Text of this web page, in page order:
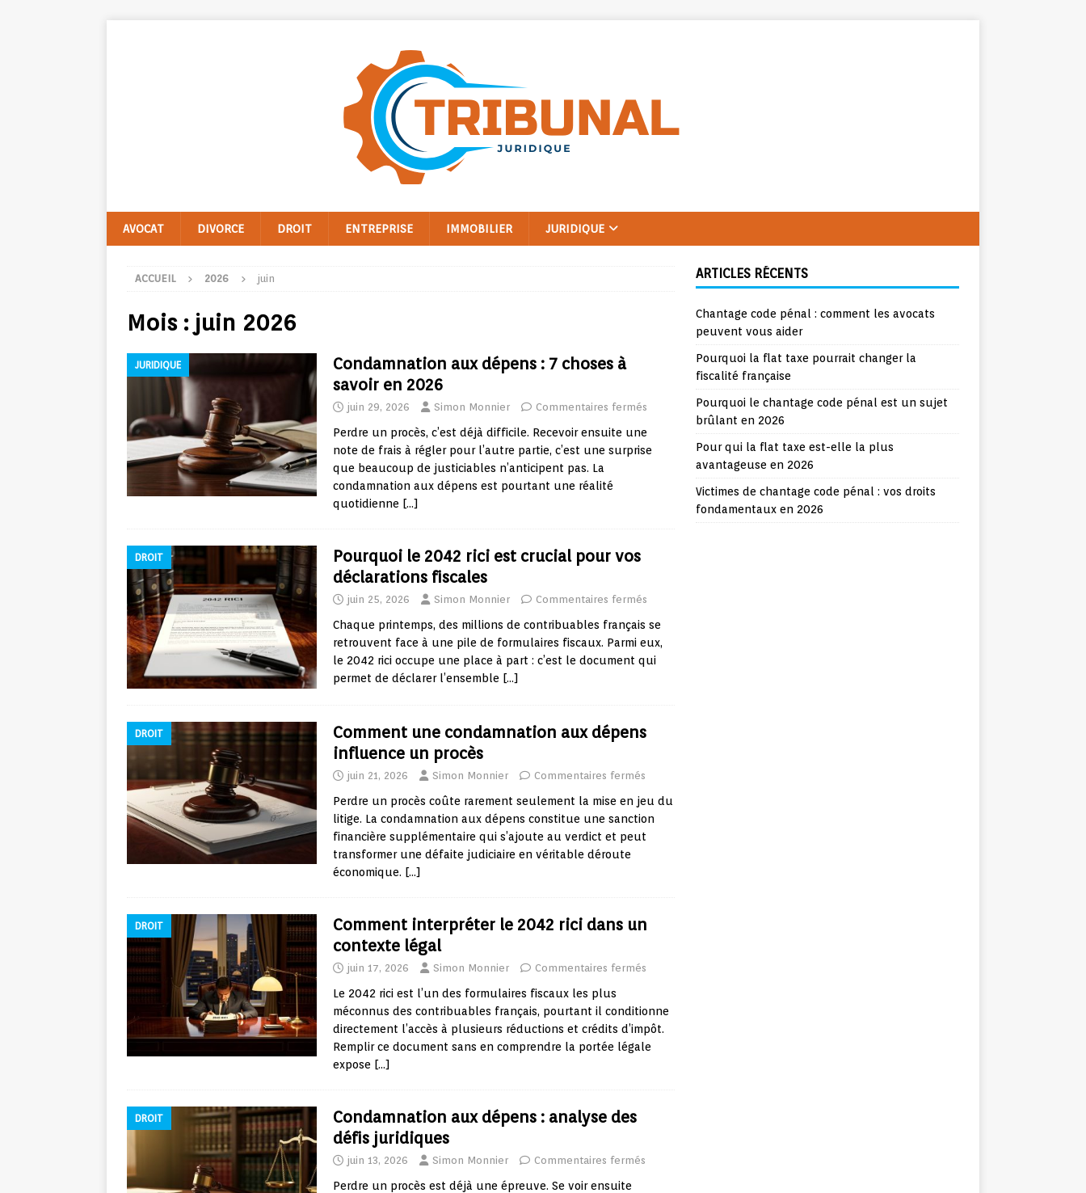
AVOCAT DIVORCE DROIT ENTREPRISE IMMOBILIER JURIDIQUE
ACCUEIL 2026 juin
Mois : juin 2026
JURIDIQUE
Condamnation aux dépens : 7 choses à
savoir en 2026
juin 29, 2026 Simon Monnier Commentaires fermés
Perdre un procès, c’est déjà difficile. Recevoir ensuite une
note de frais à régler pour l’autre partie, c’est une surprise
que beaucoup de justiciables n’anticipent pas. La
condamnation aux dépens est pourtant une réalité
quotidienne […]
DROIT
Pourquoi le 2042 rici est crucial pour vos
déclarations fiscales
juin 25, 2026 Simon Monnier Commentaires fermés
Chaque printemps, des millions de contribuables français se
retrouvent face à une pile de formulaires fiscaux. Parmi eux,
le 2042 rici occupe une place à part : c’est le document qui
permet de déclarer l’ensemble […]
DROIT
Comment une condamnation aux dépens
influence un procès
juin 21, 2026 Simon Monnier Commentaires fermés
Perdre un procès coûte rarement seulement la mise en jeu du
litige. La condamnation aux dépens constitue une sanction
financière supplémentaire qui s’ajoute au verdict et peut
transformer une défaite judiciaire en véritable déroute
économique. […]
DROIT
Comment interpréter le 2042 rici dans un
contexte légal
juin 17, 2026 Simon Monnier Commentaires fermés
Le 2042 rici est l’un des formulaires fiscaux les plus
méconnus des contribuables français, pourtant il conditionne
directement l’accès à plusieurs réductions et crédits d’impôt.
Remplir ce document sans en comprendre la portée légale
expose […]
DROIT
Condamnation aux dépens : analyse des
défis juridiques
juin 13, 2026 Simon Monnier Commentaires fermés
Perdre un procès est déjà une épreuve. Se voir ensuite
ARTICLES RÉCENTS
Chantage code pénal : comment les avocats
peuvent vous aider
Pourquoi la flat taxe pourrait changer la
fiscalité française
Pourquoi le chantage code pénal est un sujet
brûlant en 2026
Pour qui la flat taxe est-elle la plus
avantageuse en 2026
Victimes de chantage code pénal : vos droits
fondamentaux en 2026